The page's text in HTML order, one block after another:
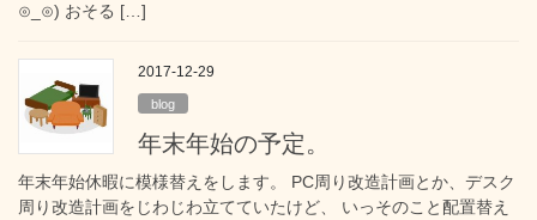
⊙_⊙) おそる […]
2017-12-29
blog
年末年始の予定。
年末年始休暇に模様替えをします。 PC周り改造計画とか、デスク
周り改造計画をじわじわ立てていたけど、 いっそのこと配置替え